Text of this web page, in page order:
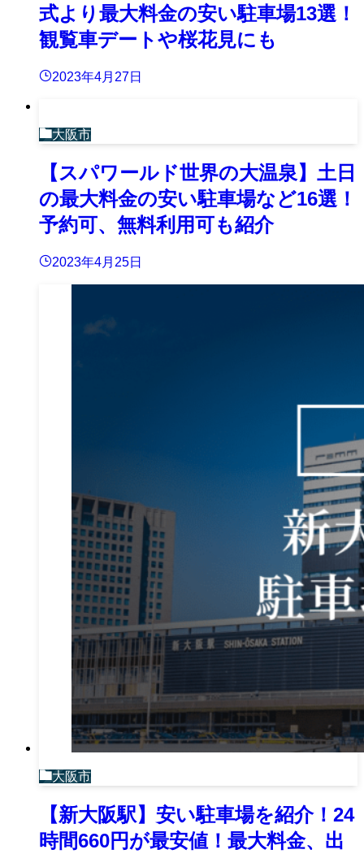
式より最大料金の安い駐車場13選！
観覧車デートや桜花見にも
2023年4月27日
大阪市
【スパワールド世界の大温泉】土日
の最大料金の安い駐車場など16選！
予約可、無料利用可も紹介
2023年4月25日
大阪市
【新大阪駅】安い駐車場を紹介！24
時間660円が最安値！最大料金、出